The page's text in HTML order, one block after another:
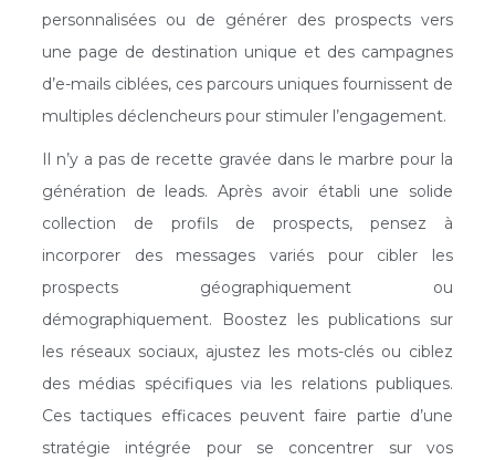
personnalisées ou de générer des prospects vers
une page de destination unique et des campagnes
d’e-mails ciblées, ces parcours uniques fournissent de
multiples déclencheurs pour stimuler l’engagement.
Il n’y a pas de recette gravée dans le marbre pour la
génération de leads. Après avoir établi une solide
collection de profils de prospects, pensez à
incorporer des messages variés pour cibler les
prospects géographiquement ou
démographiquement. Boostez les publications sur
les réseaux sociaux, ajustez les mots-clés ou ciblez
des médias spécifiques via les relations publiques.
Ces tactiques efficaces peuvent faire partie d’une
stratégie intégrée pour se concentrer sur vos